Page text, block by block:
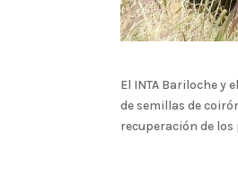
El INTA Bariloche y
de semillas de
recuperación de